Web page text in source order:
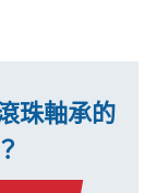
珠軸承的